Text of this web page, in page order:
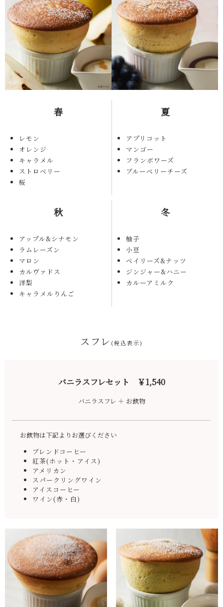
春
レモン
オレンジ
キャラメル
ストロベリー
桜
夏
アプリコット
マンゴー
フランボワーズ
ブルーベリーチーズ
秋
アップル&シナモン
ラムレーズン
マロン
カルヴァドス
洋梨
キャラメルりんご
冬
柚子
小豆
ベイリーズ&ナッツ
ジンジャー&ハニー
カルーアミルク
スフレ (税込表示)
バニラスフレセット ￥1,540
バニラスフレ ＋ お飲物
お飲物は下記よりお選びください
ブレンドコーヒー
紅茶(ホット・アイス)
アメリカン
スパークリングワイン
アイスコーヒー
ワイン(赤・白)